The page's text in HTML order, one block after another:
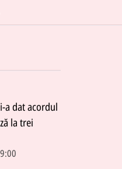
a dat acordul
la trei